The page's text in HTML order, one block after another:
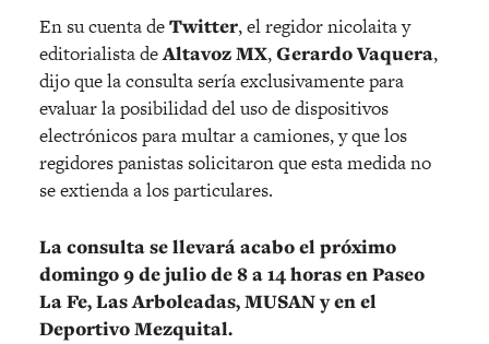
En su cuenta deTwitter, el regidor nicolaita y
editorialista deAltavoz MX,Gerardo Vaquera,
dijo que la consulta sería exclusivamente para
evaluar la posibilidad del uso de dispositivos
electrónicos para multar a camiones, y que los
regidores panistas solicitaron que esta medida no
se extienda a los particulares.
La consulta se llevará acabo el próximo
domingo 9 de julio de 8 a 14 horas en Paseo
La Fe, Las Arboleadas, MUSAN y en el
Deportivo Mezquital.